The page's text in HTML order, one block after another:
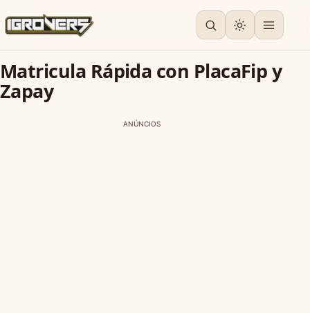
Matricula Rápida con PlacaFip y
Zapay
ANÚNCIOS